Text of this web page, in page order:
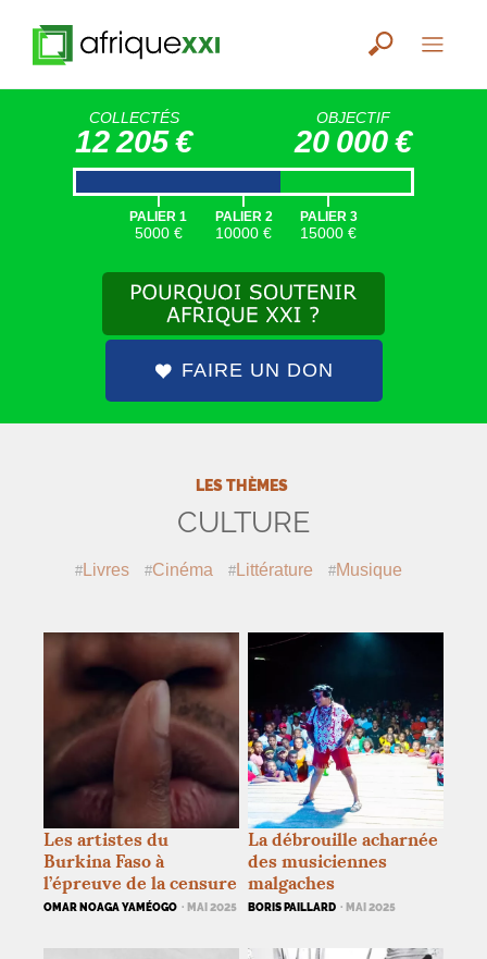
COLLECTÉS
12 205 €
OBJECTIF
20 000 €
|
PALIER 1
5000 €
|
PALIER 2
10000 €
|
PALIER 3
15000 €
FAIRE UN DON
LES THÈMES
CULTURE
Livres Cinéma Littérature Musique
Les artistes du
Burkina Faso à
l’épreuve de la censure
OMAR NOAGA YAMÉOGO · MAI 2025
La débrouille acharnée
des musiciennes
malgaches
BORIS PAILLARD · MAI 2025